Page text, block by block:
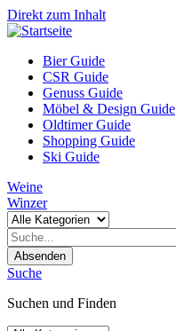
Direkt zum Inhalt
Bier Guide
CSR Guide
Genuss Guide
Möbel & Design Guide
Oldtimer Guide
Shopping Guide
Ski Guide
Weine
Winzer
Absenden
Suche
Suchen und Finden